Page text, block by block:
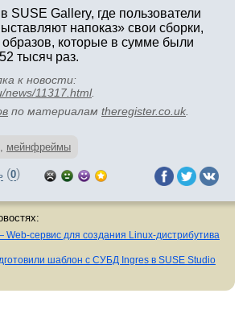
SUSE Gallery, где пользователи
напоказ» свои сборки,
которые в сумме были
тысяч раз.
к новости:
news/11317.html.
по материалам theregister.co.uk
, мейнфреймы
(0)
сервис для создания Linux-дистрибутива
шаблон с СУБД Ingres в SUSE Studio